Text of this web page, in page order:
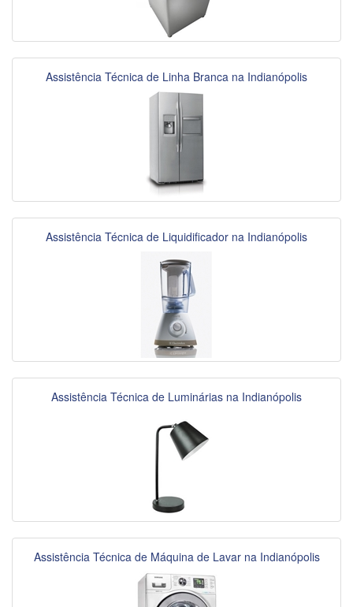
Assistência Técnica de Linha Branca na Indianópolis
Assistência Técnica de Liquidificador na Indianópolis
Assistência Técnica de Luminárias na Indianópolis
Assistência Técnica de Máquina de Lavar na Indianópolis